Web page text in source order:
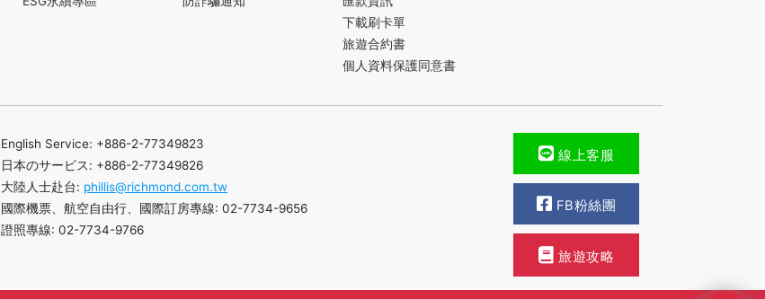
下載刷卡單
旅遊合約書
個人資料保護同意書
English Service: +886-2-77349823
日本のサービス: +886-2-77349826
大陸人士赴台: phillis@richmond.com.tw
國際機票、航空自由行、國際訂房專線: 02-7734-9656
證照專線: 02-7734-9766
線上客服
FB粉絲團
旅遊攻略